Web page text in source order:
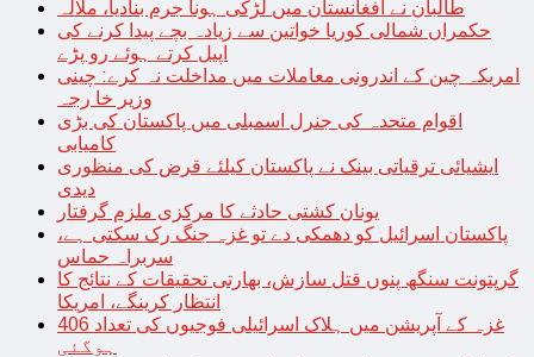
طالبان نے افغانستان میں لڑکی ہونا جرم بنادیا، ملالہ
حکمراں شمالی کوریا خواتین سے زیادہ بچے پیدا کرنے کی
اپیل کرتے ہوئے رو پڑے
امریکہ چین کے اندرونی معاملات میں مداخلت نہ کرے: چینی
وزیر خا رجہ
اقوام متحدہ کی جنرل اسمبلی میں پاکستان کی بڑی
کامیابی
ایشیائی ترقیاتی بینک نے پاکستان کیلئے قرض کی منظوری
دیدی
یونان کشتی حادثے کا مرکزی ملزم گرفتار
پاکستان اسرائیل کو دھمکی دے تو غزہ جنگ رک سکتی ہے،
سربراہ حماس
گرپتونت سنگھ پنوں قتل سازش، بھارتی تحقیقات کے نتائج کا
انتظار کرینگے، امریکا
غزہ کے آپریشن میں ہلاک اسرائیلی فوجیوں کی تعداد 406
ہوگئی